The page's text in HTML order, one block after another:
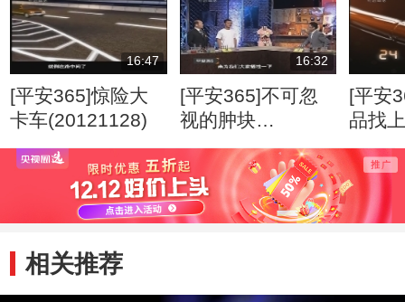
16:47
[平安365]惊险大
卡车(20121128)
16:32
[平安365]不可忽
视的肿块
(20120807)
[平安
品找
相关推荐